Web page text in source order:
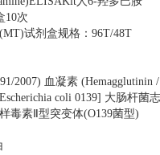
10次
(MT)试剂盒规格： 96T/48T
2007) 血凝素 (Hemagglutinin
coli 0139] 大肠杆菌
毒素Ⅱ型突变体(O139菌型)